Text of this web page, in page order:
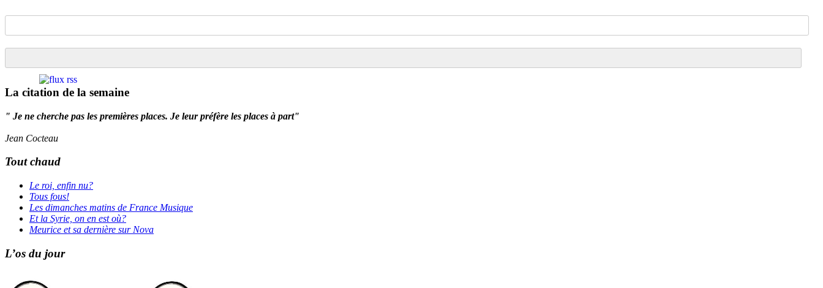
La citation de la semaine
" Je ne cherche pas les premières places. Je leur préfère les places à part"
Jean Cocteau
Tout chaud
Le roi, enfin nu?
Tous fous!
Les dimanches matins de France Musique
Et la Syrie, on en est où?
Meurice et sa dernière sur Nova
L’os du jour